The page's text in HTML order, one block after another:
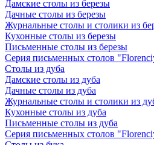
Дамские столы из березы
Дачные столы из березы
Журнальные столы и столики из
Кухонные столы из березы
Письменные столы из березы
Серия письменных столов
Столы из дуба
Дамские столы из дуба
Дачные столы из дуба
Журнальные столы и столики из
Кухонные столы из дуба
Письменные столы из дуба
Серия письменных столов